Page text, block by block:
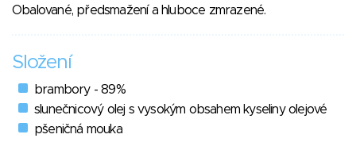
Obalované, předsmažení a hluboce zmrazené.
Složení
brambory - 89%
slunečnicový olej s vysokým obsahem kyseliny olejové
pšeničná mouka